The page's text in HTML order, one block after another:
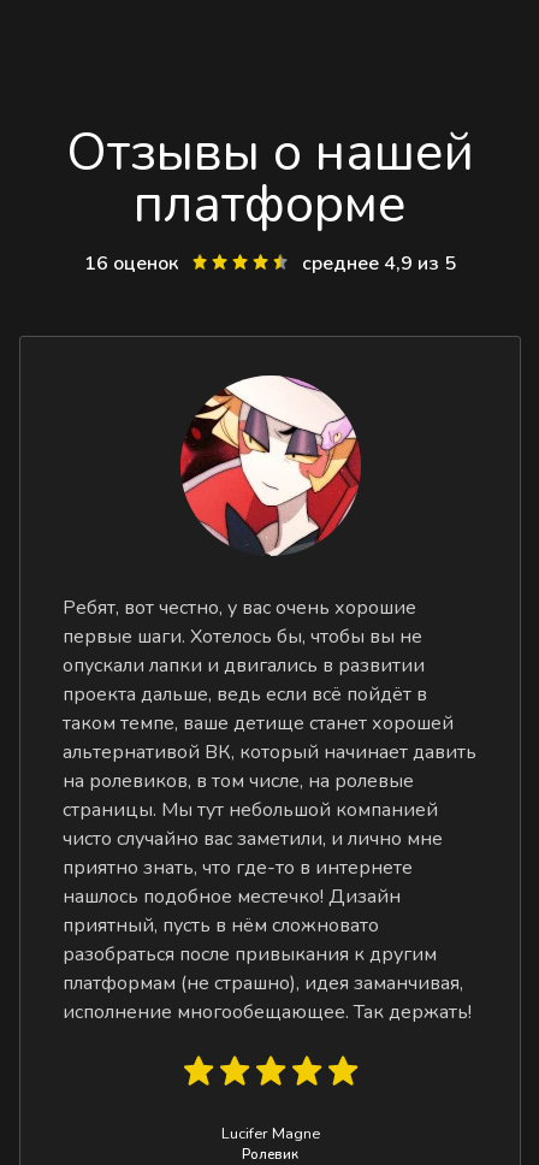
Отзывы о нашей
платформе
16 оценок среднее 4,9 из 5
Ребят, вот честно, у вас очень хорошие
первые шаги. Хотелось бы, чтобы вы не
опускали лапки и двигались в развитии
проекта дальше, ведь если всё пойдёт в
таком темпе, ваше детище станет хорошей
альтернативой ВК, который начинает давить
на ролевиков, в том числе, на ролевые
страницы. Мы тут небольшой компанией
чисто случайно вас заметили, и лично мне
приятно знать, что где-то в интернете
нашлось подобное местечко! Дизайн
приятный, пусть в нём сложновато
разобраться после привыкания к другим
платформам (не страшно), идея заманчивая,
исполнение многообещающее. Так держать!
Lucifer Magne
Ролевик